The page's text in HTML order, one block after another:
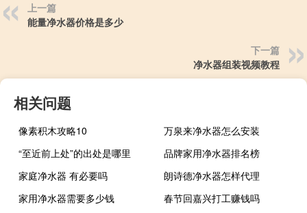
上一篇
能量净水器价格是多少
下一篇
净水器组装视频教程
相关问题
像素积木攻略10
万泉来净水器怎么安装
“至近前上处”的出处是哪里
品牌家用净水器排名榜
家庭净水器 有必要吗
朗诗德净水器怎样代理
家用净水器需要多少钱
春节回嘉兴打工赚钱吗